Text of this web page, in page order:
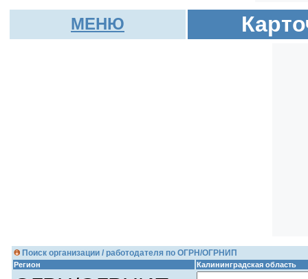
МЕНЮ
Поиск организации / работодателя по ОГРН/ОГРНИП
Регион Калининградская область